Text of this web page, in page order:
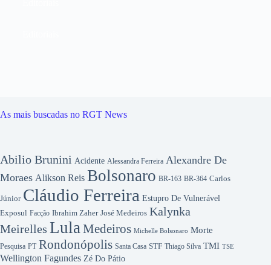
As mais buscadas no RGT News
Abilio Brunini Acidente Alessandra Ferreira Alexandre De
Moraes Alikson Reis Bolsonaro BR-163 BR-364 Carlos
Júnior Cláudio Ferreira Estupro De Vulnerável
Exposul Facção Ibrahim Zaher José Medeiros Kalynka
Meirelles LulaMedeiros Michelle Bolsonaro Morte
Pesquisa PT Rondonópolis Santa Casa STF Thiago Silva TMI TSE
Wellington Fagundes Zé Do Pátio